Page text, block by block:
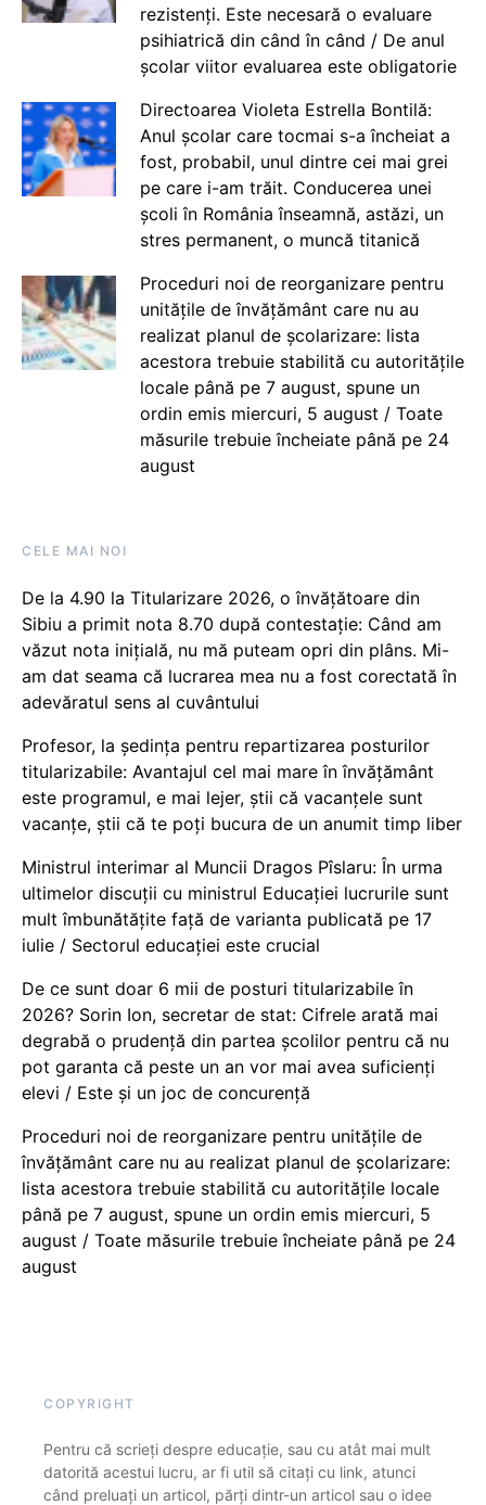
rezistenți. Este necesară o evaluare
psihiatrică din când în când / De anul
școlar viitor evaluarea este obligatorie
Directoarea Violeta Estrella Bontilă:
Anul școlar care tocmai s-a încheiat a
fost, probabil, unul dintre cei mai grei
pe care i-am trăit. Conducerea unei
școli în România înseamnă, astăzi, un
stres permanent, o muncă titanică
Proceduri noi de reorganizare pentru
unitățile de învățământ care nu au
realizat planul de școlarizare: lista
acestora trebuie stabilită cu autoritățile
locale până pe 7 august, spune un
ordin emis miercuri, 5 august / Toate
măsurile trebuie încheiate până pe 24
august
CELE MAI NOI
De la 4.90 la Titularizare 2026, o învățătoare din
Sibiu a primit nota 8.70 după contestație: Când am
văzut nota inițială, nu mă puteam opri din plâns. Mi-
am dat seama că lucrarea mea nu a fost corectată în
adevăratul sens al cuvântului
Profesor, la ședința pentru repartizarea posturilor
titularizabile: Avantajul cel mai mare în învățământ
este programul, e mai lejer, știi că vacanțele sunt
vacanţe, știi că te poți bucura de un anumit timp liber
Ministrul interimar al Muncii Dragos Pîslaru: În urma
ultimelor discuții cu ministrul Educației lucrurile sunt
mult îmbunătățite față de varianta publicată pe 17
iulie / Sectorul educației este crucial
De ce sunt doar 6 mii de posturi titularizabile în
2026? Sorin Ion, secretar de stat: Cifrele arată mai
degrabă o prudență din partea școlilor pentru că nu
pot garanta că peste un an vor mai avea suficienți
elevi / Este și un joc de concurență
Proceduri noi de reorganizare pentru unitățile de
învățământ care nu au realizat planul de școlarizare:
lista acestora trebuie stabilită cu autoritățile locale
până pe 7 august, spune un ordin emis miercuri, 5
august / Toate măsurile trebuie încheiate până pe 24
august
COPYRIGHT
Pentru că scrieți despre educație, sau cu atât mai mult
datorită acestui lucru, ar fi util să citați cu link, atunci
când preluați un articol, părți dintr-un articol sau o idee